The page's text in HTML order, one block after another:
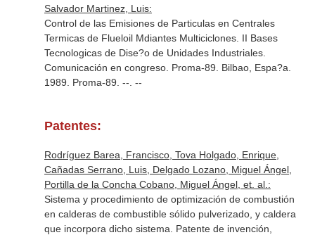
Salvador Martinez, Luis:
Control de las Emisiones de Particulas en Centrales
Termicas de Flueloil Mdiantes Multiciclones. II Bases
Tecnologicas de Dise?o de Unidades Industriales.
Comunicación en congreso. Proma-89. Bilbao, Espa?a.
1989. Proma-89. --. --
Patentes:
Rodríguez Barea, Francisco, Tova Holgado, Enrique,
Cañadas Serrano, Luis, Delgado Lozano, Miguel Ángel,
Portilla de la Concha Cobano, Miguel Ángel, et. al.:
Sistema y procedimiento de optimización de combustión
en calderas de combustible sólido pulverizado, y caldera
que incorpora dicho sistema. Patente de invención,